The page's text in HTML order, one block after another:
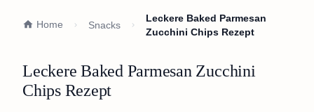
Home Snacks
Leckere Baked Parmesan
Zucchini Chips Rezept
Leckere Baked Parmesan Zucchini
Chips Rezept